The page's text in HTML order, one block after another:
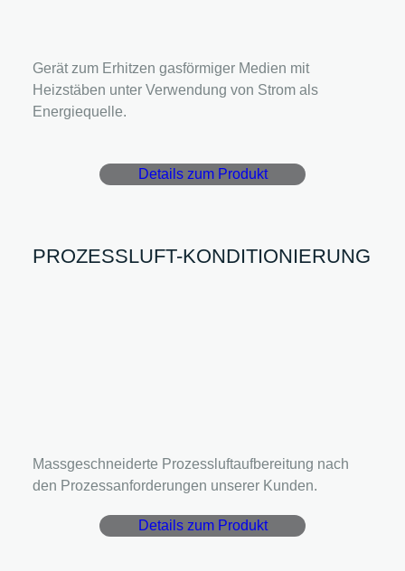
Gerät zum Erhitzen gasförmiger Medien mit
Heizstäben unter Verwendung von Strom als
Energiequelle.
Details zum Produkt
PROZESSLUFT-KONDITIONIERUNG
Massgeschneiderte Prozessluftaufbereitung nach
den Prozessanforderungen unserer Kunden.
Details zum Produkt